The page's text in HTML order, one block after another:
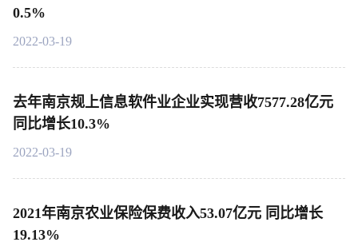
0.5%
2022-03-19
去年南京规上信息软件业企业实现营收7577.28亿元
同比增长10.3%
2022-03-19
2021年南京农业保险保费收入53.07亿元 同比增长
19.13%